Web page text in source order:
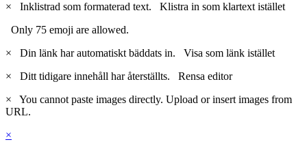
×
Inklistrad som formaterad text. Klistra in som klartext istället
Only 75 emoji are allowed.
×
Din länk har automatiskt bäddats in. Visa som länk istället
×
Ditt tidigare innehåll har återställts. Rensa editor
×
You cannot paste images directly. Upload or insert images from
URL.
×